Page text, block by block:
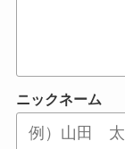
ニックネーム